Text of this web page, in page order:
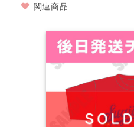
関連商品